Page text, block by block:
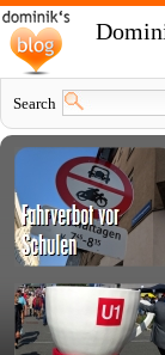
Search